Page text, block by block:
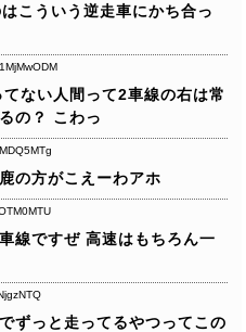
こういう逆走車にかち合っ
てない人間って2車線の右は常
の？
こわっ
の方がこえーわアホ
線ですぜ 高速はもちろん一
ずっと走ってるやつってこの